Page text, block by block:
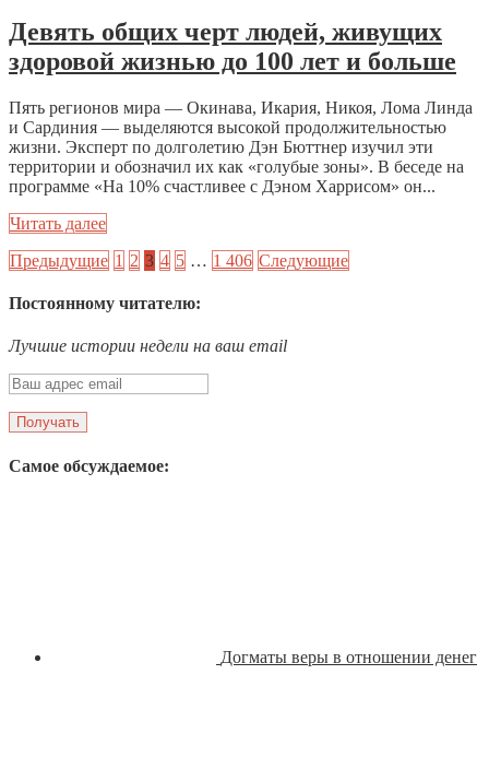
Девять общих черт людей, живущих
здоровой жизнью до 100 лет и больше
Пять регионов мира — Окинава, Икария, Никоя, Лома Линда
и Сардиния — выделяются высокой продолжительностью
жизни. Эксперт по долголетию Дэн Бюттнер изучил эти
территории и обозначил их как «голубые зоны». В беседе на
программе «На 10% счастливее с Дэном Харрисом» он...
Читать далее
Предыдущие 1 2 3 4 5 … 1 406 Следующие
Постоянному читателю:
Лучшие истории недели на ваш email
Самое обсуждаемое:
Догматы веры в отношении денег